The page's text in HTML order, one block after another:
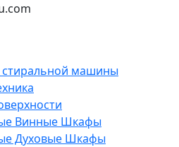
стиральной машины
Винные Шкафы
Духовые Шкафы